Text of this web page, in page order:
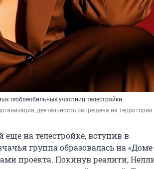
любвеобильных участниц телестройки
деятельность запрещена на
на телестройке, вступив в
группа образовалась на
проекта. Покинув реалити,